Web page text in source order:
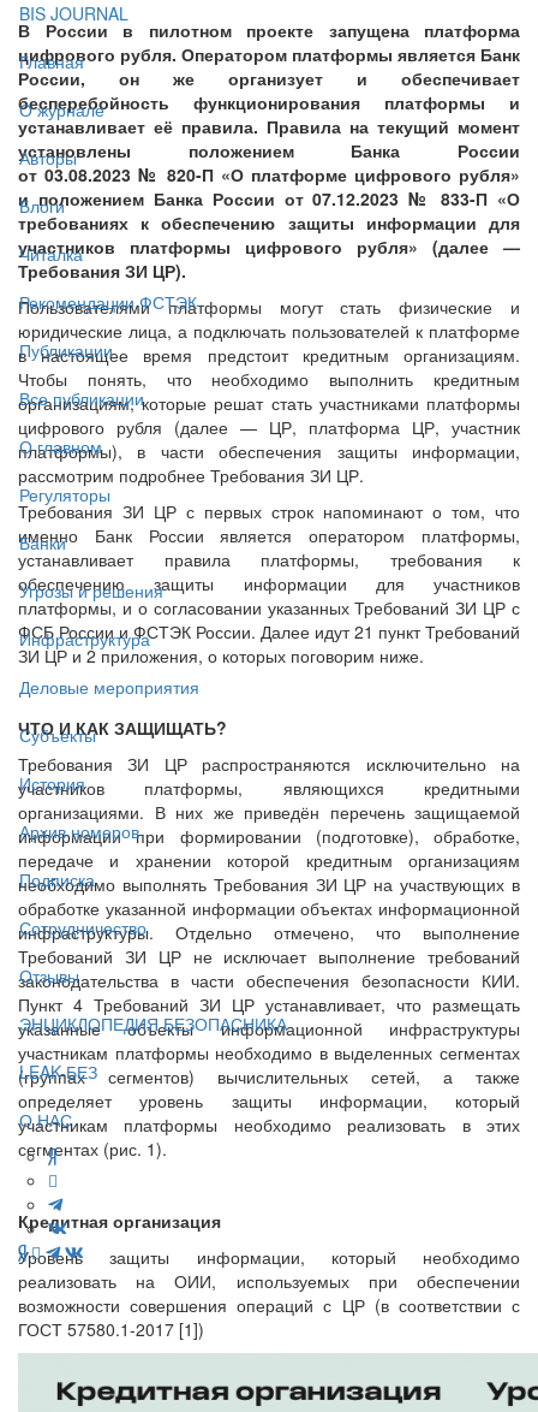
BIS JOURNAL
Главная
О журнале
Авторы
Блоги
Читалка
Рекомендации ФСТЭК
Публикации
Все публикации
О главном
Регуляторы
Банки
Угрозы и решения
Инфраструктура
Деловые мероприятия
Субъекты
История
Архив номеров
Подписка
Сотрудничество
Отзывы
ЭНЦИКЛОПЕДИЯ БЕЗОПАСНИКА
LEAK-БЕЗ
О НАС
В России в пилотном проекте запущена платформа
цифрового рубля. Оператором платформы является Банк
России, он же организует и обеспечивает
бесперебойность функционирования платформы и
устанавливает её правила. Правила на текущий момент
установлены положением Банка России
от 03.08.2023 № 820-П «О платформе цифрового рубля»
и положением Банка России от 07.12.2023 № 833-П «О
требованиях к обеспечению защиты информации для
участников платформы цифрового рубля» (далее —
Требования ЗИ ЦР).
Пользователями платформы могут стать физические и
юридические лица, а подключать пользователей к платформе
в настоящее время предстоит кредитным организациям.
Чтобы понять, что необходимо выполнить кредитным
организациям, которые решат стать участниками платформы
цифрового рубля (далее — ЦР, платформа ЦР, участник
платформы), в части обеспечения защиты информации,
рассмотрим подробнее Требования ЗИ ЦР.
Требования ЗИ ЦР с первых строк напоминают о том, что
именно Банк России является оператором платформы,
устанавливает правила платформы, требования к
обеспечению защиты информации для участников
платформы, и о согласовании указанных Требований ЗИ ЦР с
ФСБ России и ФСТЭК России. Далее идут 21 пункт Требований
ЗИ ЦР и 2 приложения, о которых поговорим ниже.
ЧТО И КАК ЗАЩИЩАТЬ?
Требования ЗИ ЦР распространяются исключительно на
участников платформы, являющихся кредитными
организациями. В них же приведён перечень защищаемой
информации при формировании (подготовке), обработке,
передаче и хранении которой кредитным организациям
необходимо выполнять Требования ЗИ ЦР на участвующих в
обработке указанной информации объектах информационной
инфраструктуры. Отдельно отмечено, что выполнение
Требований ЗИ ЦР не исключает выполнение требований
законодательства в части обеспечения безопасности КИИ.
Пункт 4 Требований ЗИ ЦР устанавливает, что размещать
указанные объекты информационной инфраструктуры
участникам платформы необходимо в выделенных сегментах
(группах сегментов) вычислительных сетей, а также
определяет уровень защиты информации, который
участникам платформы необходимо реализовать в этих
сегментах (рис. 1).
Кредитная организация
Уровень защиты информации, который необходимо
реализовать на ОИИ, используемых при обеспечении
возможности совершения операций с ЦР (в соответствии с
ГОСТ 57580.1-2017 [1])